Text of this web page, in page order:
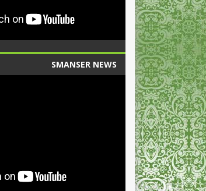
SMANSER NEWS